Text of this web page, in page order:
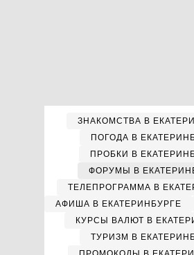
ЗНАКОМСТВА В
ПОГОДА В
ПРОБКИ В
ФОРУМЫ В
ТЕЛЕПРОГРАММА В
АФИША В ЕКАТЕРИНБУРГЕ
КУРСЫ ВАЛЮТ В
ТУРИЗМ В